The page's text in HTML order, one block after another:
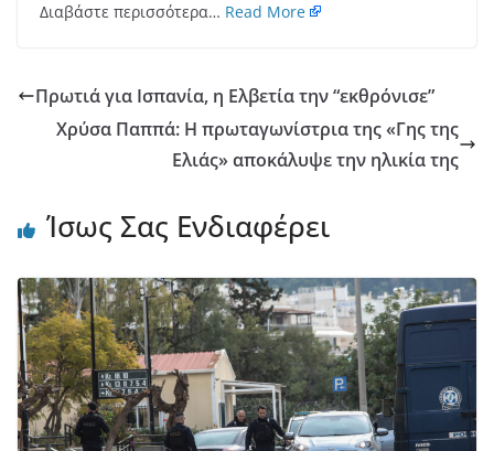
Διαβάστε περισσότερα… Read More
Πρωτιά για Ισπανία, η Ελβετία την “εκθρόνισε”
Χρύσα Παππά: Η πρωταγωνίστρια της «Γης της
Ελιάς» αποκάλυψε την ηλικία της
Ίσως Σας Ενδιαφέρει